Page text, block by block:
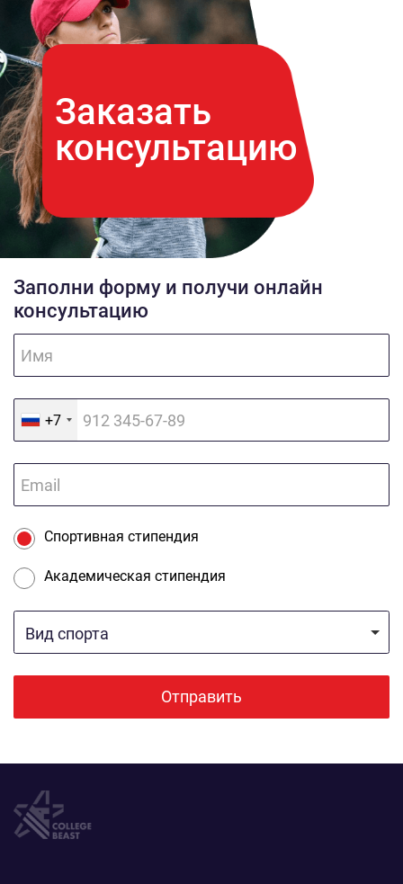
Заказать
консультацию
Заполни форму и получи онлайн
консультацию
+7
Спортивная стипендия
Академическая стипендия
Вид спорта
Отправить